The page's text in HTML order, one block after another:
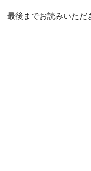
最後までお読みいただ